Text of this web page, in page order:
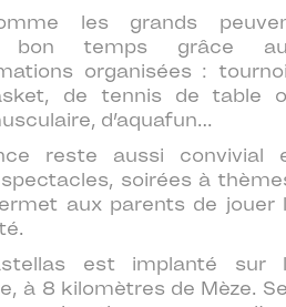
les grands
bon temps grâce
organisées :
de tennis de table
d’aquafun…
reste aussi convivial
soirées à
aux parents de jouer
est implanté sur
à 8 kilomètres de Mèze.